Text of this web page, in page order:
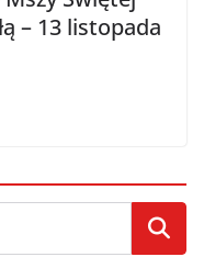
– 13 listopada